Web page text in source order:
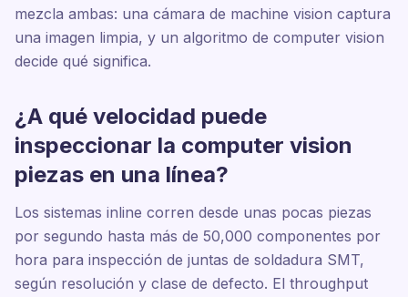
mezcla ambas: una cámara de machine vision captura
una imagen limpia, y un algoritmo de computer vision
decide qué significa.
¿A qué velocidad puede
inspeccionar la computer vision
piezas en una línea?
Los sistemas inline corren desde unas pocas piezas
por segundo hasta más de 50,000 componentes por
hora para inspección de juntas de soldadura SMT,
según resolución y clase de defecto. El throughput